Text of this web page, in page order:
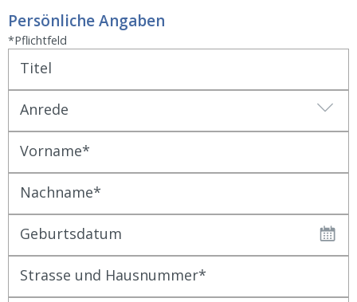
Persönliche Angaben
*Pflichtfeld
Titel
Anrede
Vorname
Nachname
Geburtsdatum
Strasse und Hausnummer